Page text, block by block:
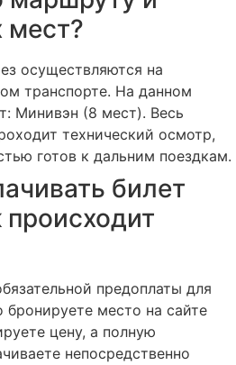
мест?
осуществляются на
транспорте. На данном
Минивэн (8 мест). Весь
технический осмотр,
готов к дальним поездкам.
билет
происходит
предоплаты для
место на сайте
цену, а полную
непосредственно